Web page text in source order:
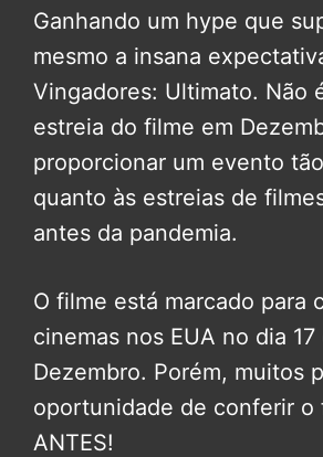
Ganhando um hype que
mesmo a insana
Vingadores: Ultimato. Não
estreia do filme em
proporcionar um evento
quanto às estreias de
antes da pandemia.
O filme está marcado para
cinemas nos EUA no dia 17
Dezembro. Porém, muitos
oportunidade de conferir o
ANTES!